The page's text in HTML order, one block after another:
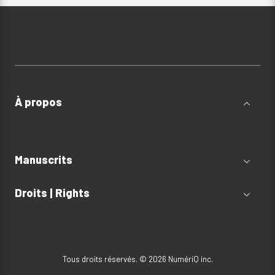
À propos
Manuscrits
Droits | Rights
Tous droits réservés. © 2026 NumériQ inc.